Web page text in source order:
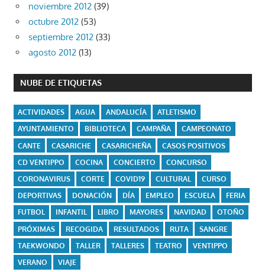
noviembre 2012 (39)
octubre 2012 (53)
septiembre 2012 (33)
agosto 2012 (13)
NUBE DE ETIQUETAS
ACTIVIDADES AGUA ANDALUCÍA
ATLETISMO
AYUNTAMIENTO
BIBLIOTECA CAMPAÑA
CAMPEONATO
CANTE
CASARICHE CASARICHEÑA
CASOS POSITIVOS
CD VENTIPPO
COCINA CONCIERTO
CONCURSO
CORONAVIRUS
CORTE COVID19 CULTURAL
CURSO
DEPORTIVAS
DONACIÓN DÍA EMPLEO ESCUELA
FERIA
FUTBOL
INFANTIL LIBRO MAYORES NAVIDAD
OTOÑO
PRÓXIMAS
RECOGIDA RESULTADOS RUTA
SANGRE
TAEKWONDO
TALLER TALLERES TEATRO
VENTIPPO
VERANO
VIAJE